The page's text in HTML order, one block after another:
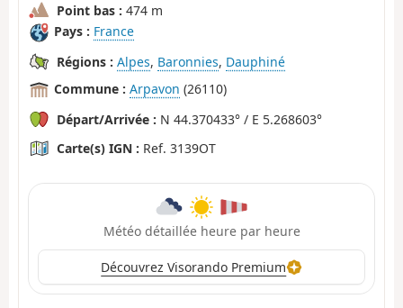
Point bas : 474 m
Pays : France
Régions : Alpes, Baronnies, Dauphiné
Commune : Arpavon (26110)
Départ/Arrivée : N 44.370433° / E 5.268603°
Carte(s) IGN : Ref. 3139OT
Météo détaillée heure par heure
Découvrez Visorando Premium